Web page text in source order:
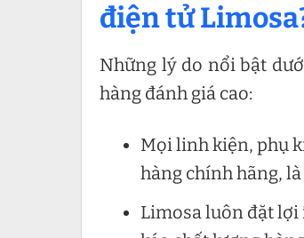
điện tử
Những lý do nổi bật
hàng đánh giá cao:
Mọi linh kiện, phụ
hàng chính hãng,
Limosa luôn đặt lợi